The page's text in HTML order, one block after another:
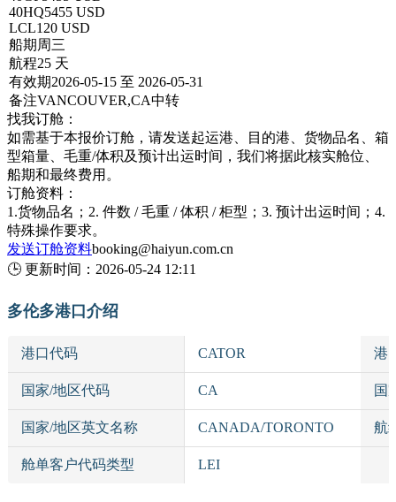
40HQ5455 USD
LCL120 USD
船期 周三
航程25 天
有效期2026-05-15 至 2026-05-31
备注VANCOUVER,CA中转
找我订舱：
如需基于本报价订舱，请发送起运港、目的港、货物品名、箱
型箱量、毛重/体积及预计出运时间，我们将据此核实舱位、
船期和最终费用。
订舱资料：
1.货物品名；2. 件数 / 毛重 / 体积 / 柜型；3. 预计出运时间；4.
特殊操作要求。
发送订舱资料booking@haiyun.com.cn
🕒 更新时间： 2026-05-24 12:11
多伦多港口介绍
港口代码 CATOR 港
国家/地区代码 CA 国
国家/地区英文名称 CANADA/TORONTO 航
舱单客户代码类型 LEI